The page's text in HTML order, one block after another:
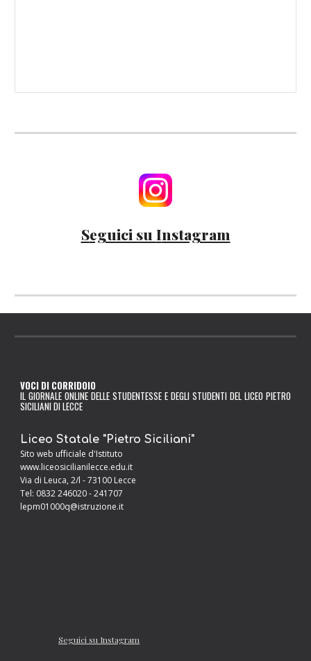
Seguici su Instagram
VOCI DI CORRIDOIO
IL GIORNALE ONLINE DELLE STUDENTESSE E DEGLI STUDENTI DEL LICEO PIETRO
SICILIANI DI LECCE
Liceo Statale "Pietro Siciliani"
Sito web ufficiale d'Istituto
www.liceosicilianilecce.edu.it
Via di Leuca, 2/l - 73100 Lecce
Tel: 0832 246020 - 241707
lepm01000q@istruzione.it
Seguici su Instagram